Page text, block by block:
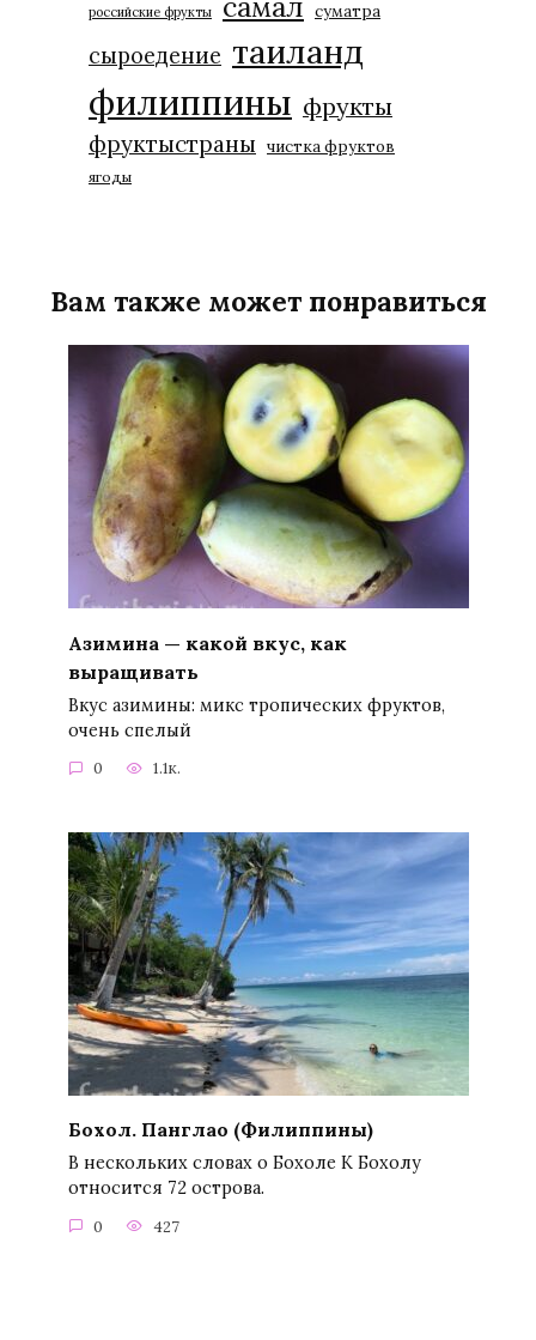
российские фрукты суматра
сыроедение таиланд
филиппины фрукты
фруктыстраны чистка фруктов
ягоды
Вам также может понравиться
Азимина — какой вкус, как
выращивать
Вкус азимины: микс тропических фруктов,
очень спелый
0 1.1к.
Бохол. Панглао (Филиппины)
В нескольких словах о Бохоле К Бохолу
относится 72 острова.
0 427